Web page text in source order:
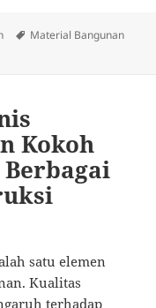
Tags
Material Bangunan
Kokoh
satu elemen
Kualitas
terhadap